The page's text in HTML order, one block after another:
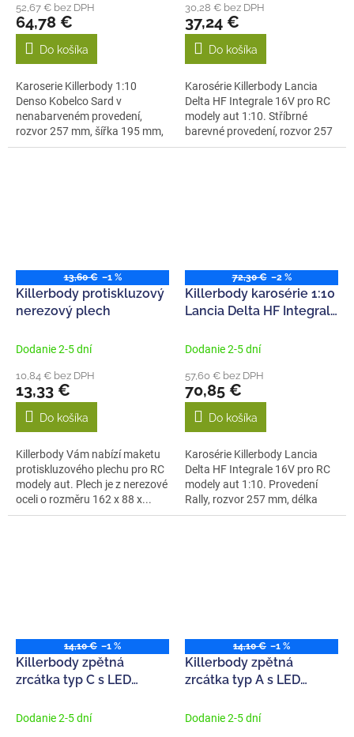
52,67 € bez DPH
64,78 €
Do košíka
Karoserie Killerbody 1:10
Denso Kobelco Sard v
nenabarveném provedení,
rozvor 257 mm, šířka 195 mm,
měřítko 1:10....
30,28 € bez DPH
37,24 €
Do košíka
Karosérie Killerbody Lancia
Delta HF Integrale 16V pro RC
modely aut 1:10. Stříbrné
barevné provedení, rozvor 257
mm,...
13,60 € –1 %
Killerbody protiskluzový
nerezový plech
Dodanie 2-5 dní
10,84 € bez DPH
13,33 €
Do košíka
Killerbody Vám nabízí maketu
protiskluzového plechu pro RC
modely aut. Plech je z nerezové
oceli o rozměru 162 x 88 x...
72,30 € –2 %
Killerbody karosérie 1:10
Lancia Delta HF Integrale
Dodanie 2-5 dní
57,60 € bez DPH
70,85 €
Do košíka
Karosérie Killerbody Lancia
Delta HF Integrale 16V pro RC
modely aut 1:10. Provedení
Rally, rozvor 257 mm, délka
420...
14,10 € –1 %
Killerbody zpětná
zrcátka typ C s LED
Dodanie 2-5 dní
14,10 € –1 %
Killerbody zpětná
zrcátka typ A s LED
Dodanie 2-5 dní